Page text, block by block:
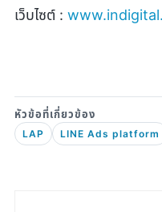
เว็บไซต์ :
LAP LINE Ads platform